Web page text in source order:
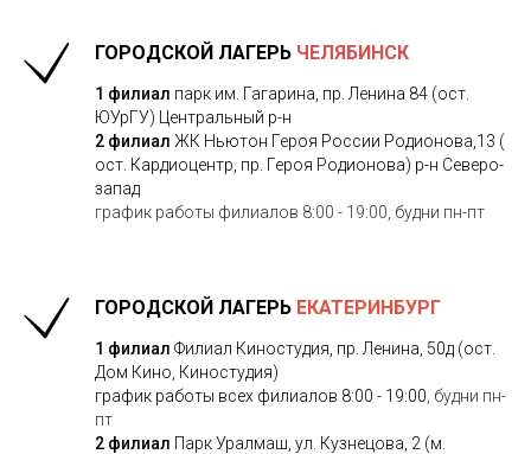
ГОРОДСКОЙ ЛАГЕРЬ ЧЕЛЯБИНСК
1 филиал парк им. Гагарина, пр. Ленина 84 (ост.
ЮУрГУ) Центральный р-н
2 филиал ЖК Ньютон Героя России Родионова,13 (
ост. Кардиоцентр, пр. Героя Родионова) р-н Северо-
запад
график работы филиалов 8:00 - 19:00, будни пн-пт
ГОРОДСКОЙ ЛАГЕРЬ ЕКАТЕРИНБУРГ
1 филиал Филиал Киностудия, пр. Ленина, 50д (ост.
Дом Кино, Киностудия)
график работы всех филиалов 8:00 - 19:00 , будни пн-
пт
2 филиал Парк Уралмаш, ул. Кузнецова, 2 (м.